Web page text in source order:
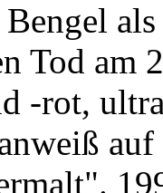
Tod am
-rot,